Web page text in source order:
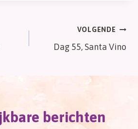
VOLGENDE
Dag 55, Santa Vino
berichten